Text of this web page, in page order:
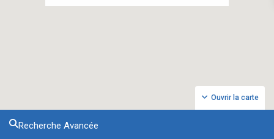
Ouvrir la carte
Recherche Avancée